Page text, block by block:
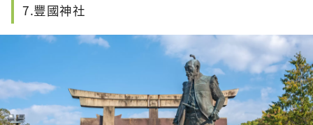
7.豐國神社